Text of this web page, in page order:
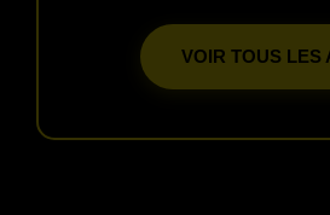
VOIR TOUS LES